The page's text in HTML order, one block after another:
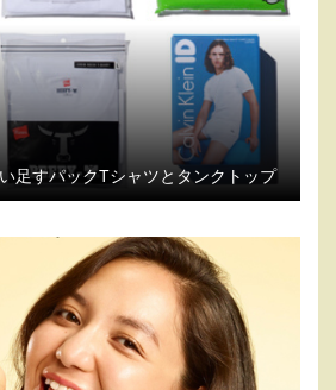
足すパックTシャツとタンクトップ